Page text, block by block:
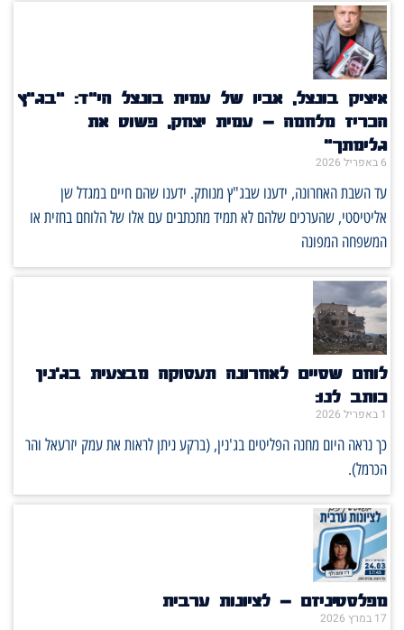
איציק בונצל, אביו של עמית בונצל הי"ד: "בג"ץ
הכריז מלחמה – עמית יצחק, פשוט את
גלימתך"
6 באפריל 2026
עד השבת האחרונה, ידענו שבג"ץ מנותק. ידענו שהם חיים במגדל שן
אליטיסטי, שהערכים שלהם לא תמיד מתכתבים עם אלו של הלוחם בחזית או
המשפחה המפונה
לוחם שסיים לאחרונה תעסוקה מבצעית בג'נין
כותב לנו:
1 באפריל 2026
כך נראה היום מחנה הפליטים בג'נין, (ברקע ניתן לראות את עמק יזרעאל והר
הכרמל).
מפלסטיניזם – לציונות ערבית
17 במרץ 2026